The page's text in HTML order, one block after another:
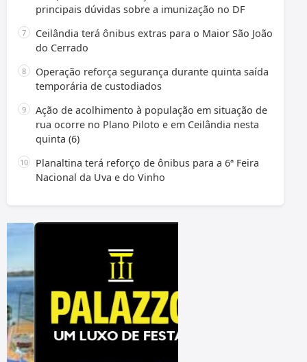
principais dúvidas sobre a imunização no DF
Ceilândia terá ônibus extras para o Maior São João
do Cerrado
Operação reforça segurança durante quinta saída
temporária de custodiados
Ação de acolhimento à população em situação de
rua ocorre no Plano Piloto e em Ceilândia nesta
quinta (6)
Planaltina terá reforço de ônibus para a 6ª Feira
Nacional da Uva e do Vinho